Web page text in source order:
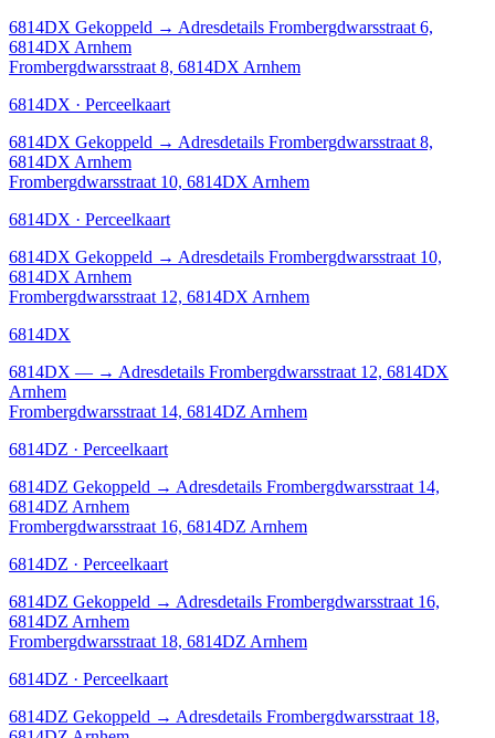
6814DX Gekoppeld → Adresdetails Frombergdwarsstraat 6,
6814DX Arnhem
Frombergdwarsstraat 8, 6814DX Arnhem
6814DX · Perceelkaart
6814DX Gekoppeld → Adresdetails Frombergdwarsstraat 8,
6814DX Arnhem
Frombergdwarsstraat 10, 6814DX Arnhem
6814DX · Perceelkaart
6814DX Gekoppeld → Adresdetails Frombergdwarsstraat 10,
6814DX Arnhem
Frombergdwarsstraat 12, 6814DX Arnhem
6814DX
6814DX — → Adresdetails Frombergdwarsstraat 12, 6814DX
Arnhem
Frombergdwarsstraat 14, 6814DZ Arnhem
6814DZ · Perceelkaart
6814DZ Gekoppeld → Adresdetails Frombergdwarsstraat 14,
6814DZ Arnhem
Frombergdwarsstraat 16, 6814DZ Arnhem
6814DZ · Perceelkaart
6814DZ Gekoppeld → Adresdetails Frombergdwarsstraat 16,
6814DZ Arnhem
Frombergdwarsstraat 18, 6814DZ Arnhem
6814DZ · Perceelkaart
6814DZ Gekoppeld → Adresdetails Frombergdwarsstraat 18,